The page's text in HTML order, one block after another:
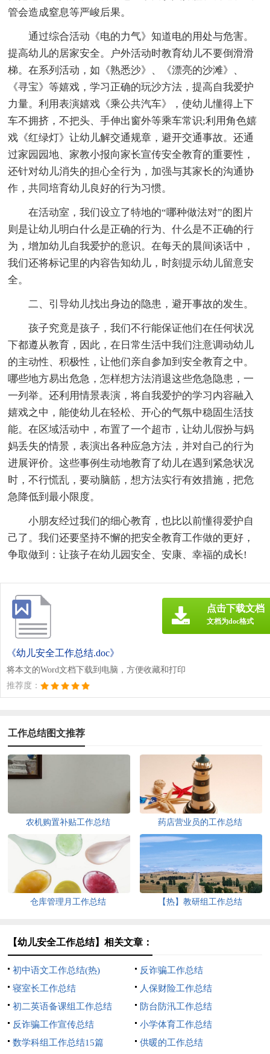
管会造成窒息等严峻后果。
通过综合活动《电的力气》知道电的用处与危害。
提高幼儿的居家安全。户外活动时教育幼儿不要倒滑滑
梯。在系列活动，如《熟悉沙》、《漂亮的沙滩》、
《寻宝》等嬉戏，学习正确的玩沙方法，提高自我爱护
力量。利用表演嬉戏《乘公共汽车》，使幼儿懂得上下
车不拥挤，不把头、手伸出窗外等乘车常识;利用角色嬉
戏《红绿灯》让幼儿解交通规章，避开交通事故。还通
过家园园地、家教小报向家长宣传安全教育的重要性，
还针对幼儿消失的担心全行为，加强与其家长的沟通协
作，共同培育幼儿良好的行为习惯。
在活动室，我们设立了特地的“哪种做法对”的图片
则是让幼儿明白什么是正确的行为、什么是不正确的行
为，增加幼儿自我爱护的意识。在每天的晨间谈话中，
我们还将标记里的内容告知幼儿，时刻提示幼儿留意安
全。
二、引导幼儿找出身边的隐患，避开事故的发生。
孩子究竟是孩子，我们不行能保证他们在任何状况
下都遵从教育，因此，在日常生活中我们注意调动幼儿
的主动性、积极性，让他们亲自参加到安全教育之中。
哪些地方易出危急，怎样想方法消退这些危急隐患，一
一列举。还利用情景表演，将自我爱护的学习内容融入
嬉戏之中，能使幼儿在轻松、开心的气氛中稳固生活技
能。在区域活动中，布置了一个超市，让幼儿假扮与妈
妈丢失的情景，表演出各种应急方法，并对自己的行为
进展评价。这些事例生动地教育了幼儿在遇到紧急状况
时，不行慌乱，要动脑筋，想方法实行有效措施，把危
急降低到最小限度。
小朋友经过我们的细心教育，也比以前懂得爱护自
己了。我们还要坚持不懈的把安全教育工作做的更好，
争取做到：让孩子在幼儿园安全、安康、幸福的成长!
《幼儿安全工作总结.doc》
将本文的Word文档下载到电脑，方便收藏和打印
推荐度：
点击下载文档
文档为doc格式
工作总结图文推荐
农机购置补贴工作总结 药店营业员的工作总结
仓库管理月工作总结 【热】教研组工作总结
【幼儿安全工作总结】相关文章：
初中语文工作总结(热)
反诈骗工作总结
寝室长工作总结
人保财险工作总结
初二英语备课组工作总结
防台防汛工作总结
反诈骗工作宣传总结
小学体育工作总结
数学科组工作总结15篇
供暖的工作总结